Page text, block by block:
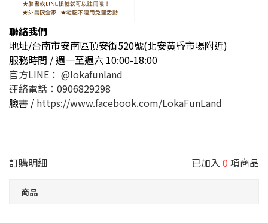
聯絡我們
地址/台南市安南區頂安街520號(北安黃昏市場附近)
服務時間 / 週一至週六 10:00-18:00
官方LINE： @lokafunland
連絡電話：0906829298
臉書 / https://www.facebook.com/LokaFunLand
訂購明細 已加入 0 項商品
商品